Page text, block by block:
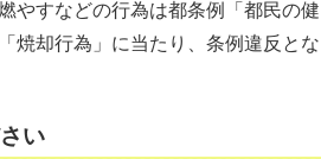
やすなどの行為は都条例「都民の健
焼却行為」に当たり、条例違反とな
い